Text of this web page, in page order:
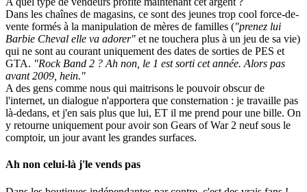
Dans les chaînes de magasins, ce sont des jeunes trop cool force-de-
vente formés à la manipulation de mères de familles ("prenez lui
Barbie Cheval elle va adorer" et ne touchera plus à un jeu de sa vie)
qui ne sont au courant uniquement des dates de sorties de PES et
GTA. "Rock Band 2 ? Ah non, le 1 est sorti cet année. Alors pas
avant 2009, hein."
A des gens comme nous qui maitrisons le pouvoir obscur de
l'internet, un dialogue n'apportera que consternation : je travaille pas
là-dedans, et j'en sais plus que lui, ET il me prend pour une bille. On
y retourne uniquement pour avoir son Gears of War 2 neuf sous le
comptoir, un jour avant les grandes surfaces.
Ah non celui-là j'le vends pas